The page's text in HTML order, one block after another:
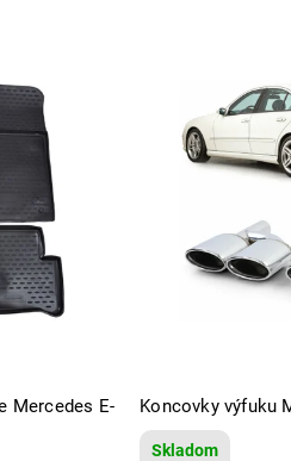
Mercedes E-
Koncovky výfuku
Skladom